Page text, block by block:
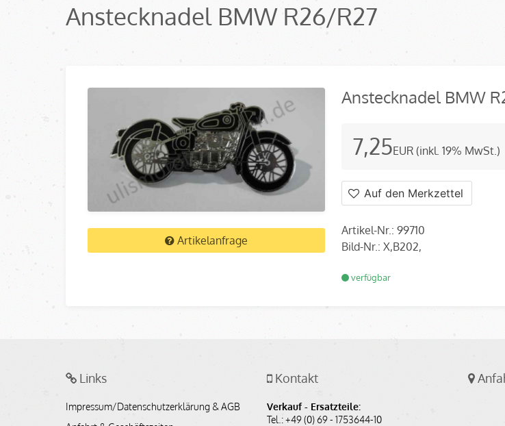
Anstecknadel BMW R26/R27
Artikelanfrage
Anstecknadel BMW
7,25EUR(inkl. 19% MwSt.)
Auf den Merkzettel
Artikel-Nr.: 99710
Bild-Nr.: X,B202,
verfügbar
Links
Impressum/Datenschutzerklärung & AGB
Kontakt
Verkauf - Ersatzteile:
Tel.: +49 (0) 69 - 1753644-10